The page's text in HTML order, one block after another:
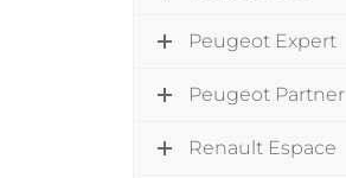
Peugeot Expert
Peugeot Partner
Renault Espace